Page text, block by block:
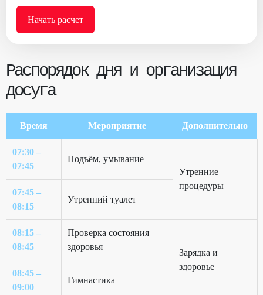
Начать расчет
Распорядок дня и организация
досуга
Время Мероприятие Дополнительно
07:30 –
07:45
Подъём, умывание
Утренние
процедуры
07:45 –
08:15
Утренний туалет
08:15 –
08:45
Проверка состояния
здоровья
Зарядка и
здоровье
08:45 –
09:00
Гимнастика